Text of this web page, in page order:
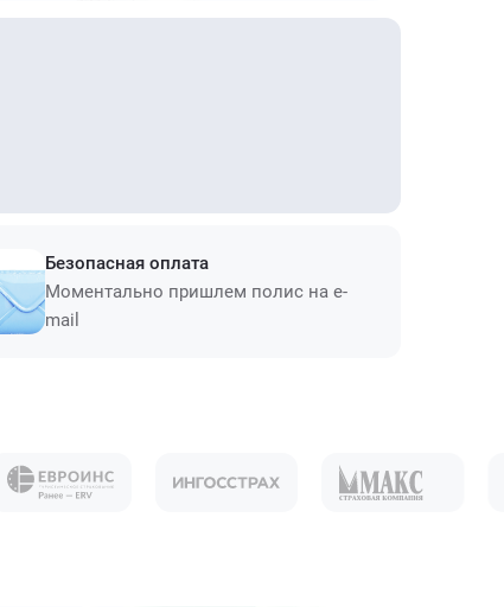
Безопасная оплата
Моментально пришлем полис на e-
mail